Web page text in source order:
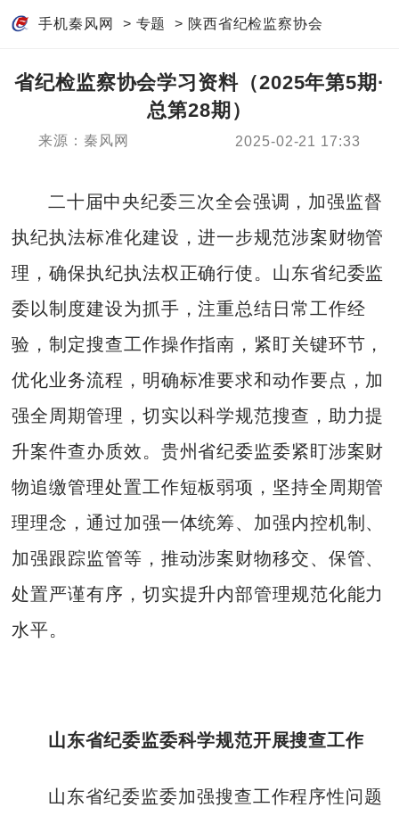
手机秦风网 > 专题 > 陕西省纪检监察协会
省纪检监察协会学习资料（2025年第5期·
总第28期）
来源：秦风网 2025-02-21 17:33
二十届中央纪委三次全会强调，加强监督
执纪执法标准化建设，进一步规范涉案财物管
理，确保执纪执法权正确行使。山东省纪委监
委以制度建设为抓手，注重总结日常工作经
验，制定搜查工作操作指南，紧盯关键环节，
优化业务流程，明确标准要求和动作要点，加
强全周期管理，切实以科学规范搜查，助力提
升案件查办质效。贵州省纪委监委紧盯涉案财
物追缴管理处置工作短板弱项，坚持全周期管
理理念，通过加强一体统筹、加强内控机制、
加强跟踪监管等，推动涉案财物移交、保管、
处置严谨有序，切实提升内部管理规范化能力
水平。
山东省纪委监委科学规范开展搜查工作
山东省纪委监委加强搜查工作程序性问题